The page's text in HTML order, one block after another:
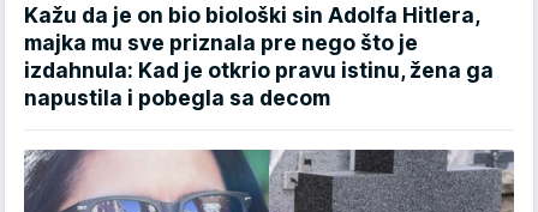
Kažu da je on bio biološki sin Adolfa Hitlera,
majka mu sve priznala pre nego što je
izdahnula: Kad je otkrio pravu istinu, žena ga
napustila i pobegla sa decom